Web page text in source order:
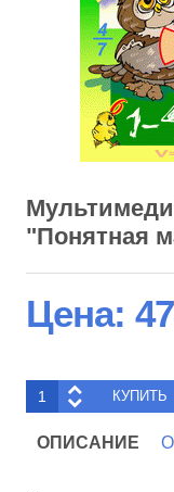
"Понятная
Цена:
ОПИСАНИЕ